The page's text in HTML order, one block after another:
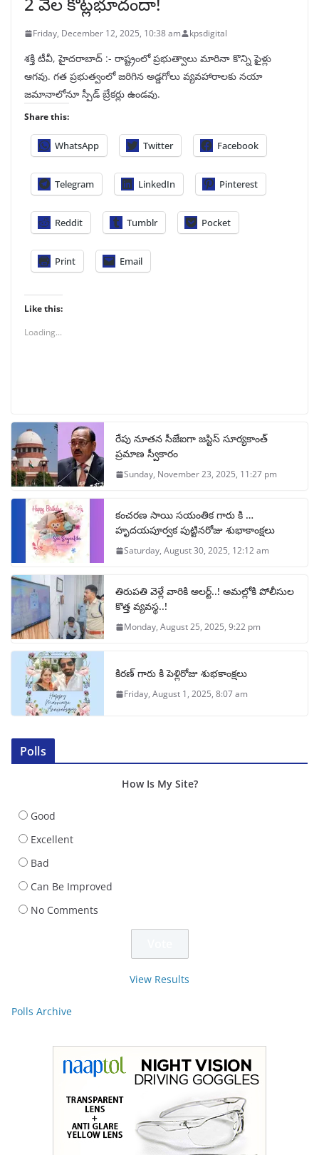
Friday, December 12, 2025, 10:38 am kpsdigital
శక్తి టీవీ, హైదరాబాద్‌ :- రాష్ట్రంలో ప్రభుత్వాలు మారినా కొన్ని ఫైళ్లు
ఆగవు. గత ప్రభుత్వంలో జరిగిన అడ్డగోలు వ్యవహారాలకు నయా
జమానాలోనూ స్పీడ్‌ బ్రేకర్లు ఉండవు.
Share this:
WhatsApp Twitter Facebook
Telegram LinkedIn Pinterest
Reddit Tumblr Pocket
Print Email
Like this:
Loading...
రేపు నూతన సీజేఐగా జస్టిస్ సూర్యకాంత్
ప్రమాణ స్వీకారం
Sunday, November 23, 2025, 11:27 pm
కంచరణ సాయి సయంతిక గారు కి …
హృదయపూర్వక పుట్టినరోజు శుభాకాంక్షలు
Saturday, August 30, 2025, 12:12 am
తిరుపతి వెళ్లే వారికి అలర్ట్..! అమల్లోకి పోలీసుల
కొత్త వ్యవస్థ..!
Monday, August 25, 2025, 9:22 pm
కిరణ్ గారు కి పెళ్లిరోజు శుభకాంక్షలు
Friday, August 1, 2025, 8:07 am
Polls
How Is My Site?
Good
Excellent
Bad
Can Be Improved
No Comments
View Results
Polls Archive